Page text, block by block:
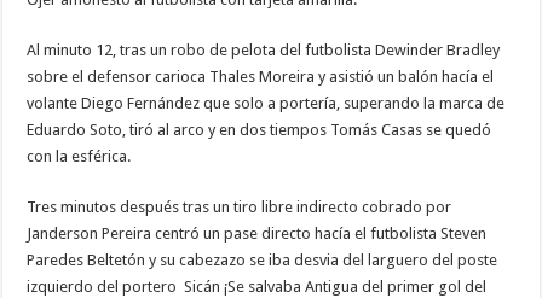
Al minuto 12, tras un robo de pelota del futbolista Dewinder Bradley
sobre el defensor carioca Thales Moreira y asistió un balón hacía el
volante Diego Fernández que solo a portería, superando la marca de
Eduardo Soto, tiró al arco y en dos tiempos Tomás Casas se quedó
con la esférica.
Tres minutos después tras un tiro libre indirecto cobrado por
Janderson Pereira centró un pase directo hacía el futbolista Steven
Paredes Beltetón y su cabezazo se iba desvia del larguero del poste
izquierdo del portero Sicán ¡Se salvaba Antigua del primer gol del